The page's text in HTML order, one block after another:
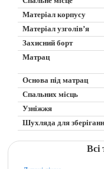
Матеріал корпусу
Матеріал узголів’я
Захисний борт
Матрац
Основа під матрац
Спальних місць
Узніжжя
Шухляда для
Всі